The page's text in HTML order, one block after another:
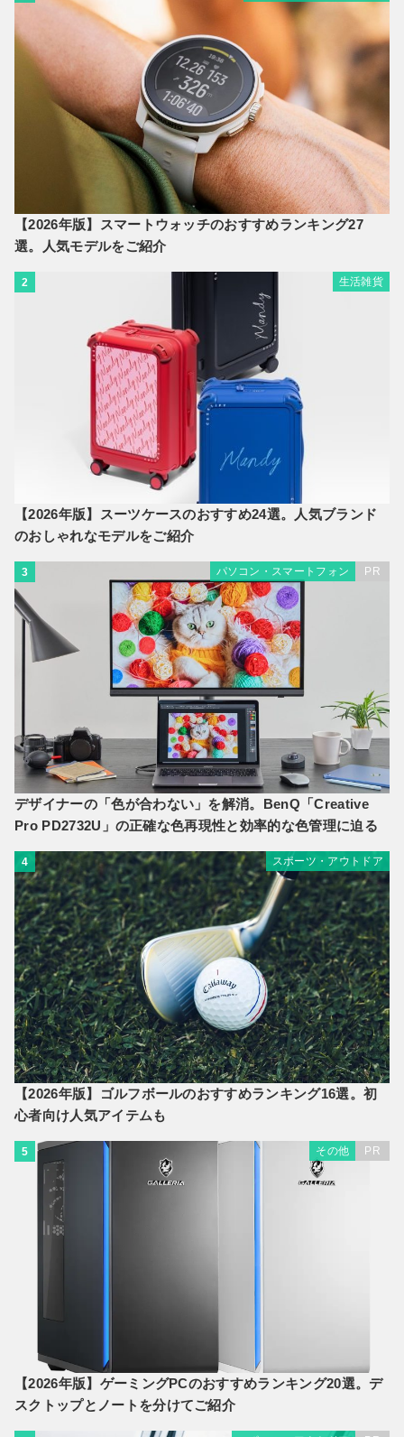
【2026年版】スマートウォッチのおすすめランキング27
選。人気モデルをご紹介
2 生活雑貨
【2026年版】スーツケースのおすすめ24選。人気ブランド
のおしゃれなモデルをご紹介
3 パソコン・スマートフォン PR
デザイナーの「色が合わない」を解消。BenQ「Creative
Pro PD2732U」の正確な色再現性と効率的な色管理に迫る
4 スポーツ・アウトドア
【2026年版】ゴルフボールのおすすめランキング16選。初
心者向け人気アイテムも
5 その他 PR
【2026年版】ゲーミングPCのおすすめランキング20選。デ
スクトップとノートを分けてご紹介